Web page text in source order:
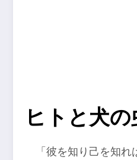
ヒトと犬
「彼を知り己を知